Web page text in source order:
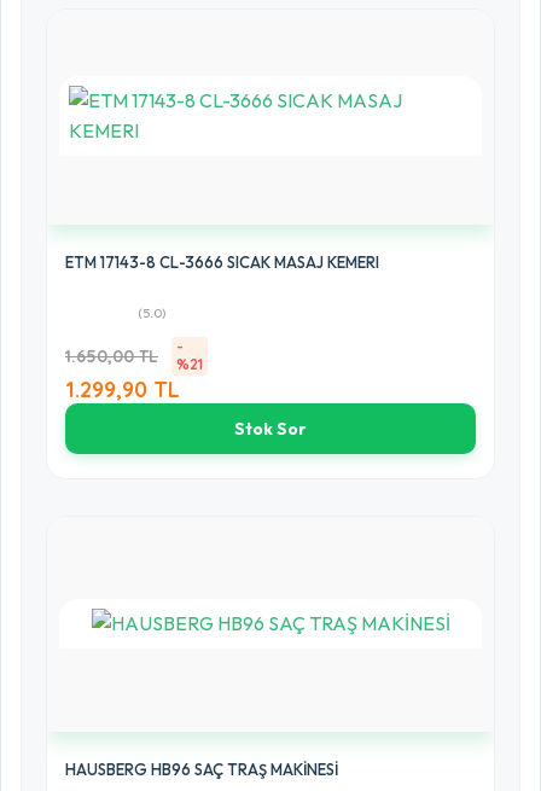
ETM 17143-8 CL-3666 SICAK MASAJ KEMERI
(5.0)
1.650,00 TL
-
%21
1.299,90 TL
Stok Sor
HAUSBERG HB96 SAÇ TRAŞ MAKİNESİ